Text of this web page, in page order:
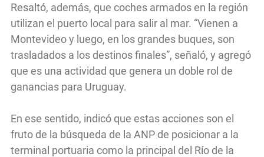
Resaltó, además, que coches armados en la región
utilizan el puerto local para salir al mar. “Vienen a
Montevideo y luego, en los grandes buques, son
trasladados a los destinos finales”, señaló, y agregó
que es una actividad que genera un doble rol de
ganancias para Uruguay.
En ese sentido, indicó que estas acciones son el
fruto de la búsqueda de la ANP de posicionar a la
terminal portuaria como la principal del Río de la